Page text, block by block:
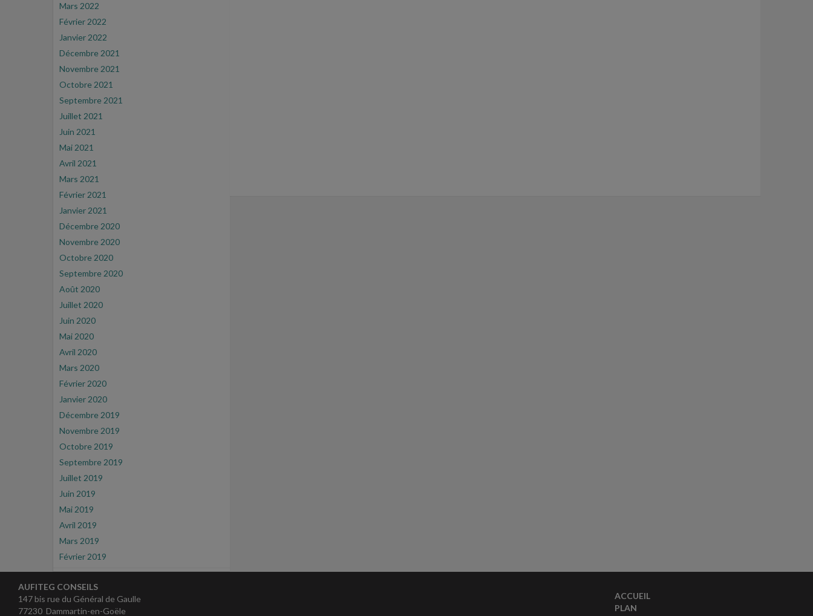
Mars 2022
Février 2022
Janvier 2022
Décembre 2021
Novembre 2021
Octobre 2021
Septembre 2021
Juillet 2021
Juin 2021
Mai 2021
Avril 2021
Mars 2021
Février 2021
Janvier 2021
Décembre 2020
Novembre 2020
Octobre 2020
Septembre 2020
Août 2020
Juillet 2020
Juin 2020
Mai 2020
Avril 2020
Mars 2020
Février 2020
Janvier 2020
Décembre 2019
Novembre 2019
Octobre 2019
Septembre 2019
Juillet 2019
Juin 2019
Mai 2019
Avril 2019
Mars 2019
Février 2019
AUFITEG CONSEILS
147 bis rue du Général de Gaulle
77230 Dammartin-en-Goële
ACCUEIL
PLAN